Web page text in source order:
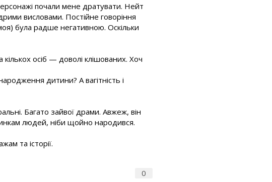
почали мене дратувати. Нейт
висловами. Постійне говоріння
була радше негативною. Оскільки
осіб — доволі клішованих. Хоч
дитини? А вагітність і
Багато зайвої драми. Авжеж, він
людей, ніби щойно народився.
та історії.
0